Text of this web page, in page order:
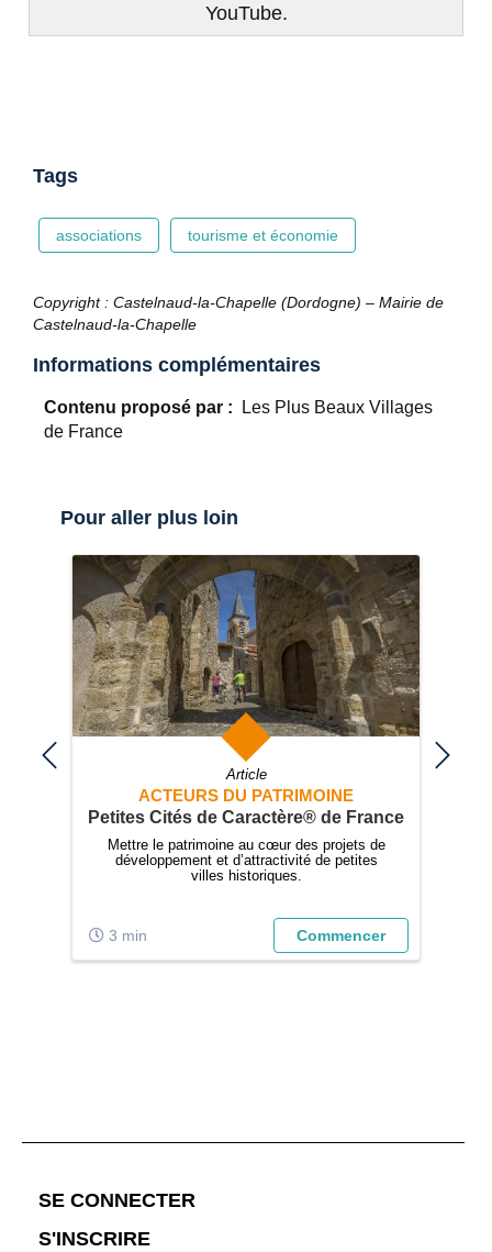
YouTube.
Tags
associations tourisme et économie
Copyright : Castelnaud-la-Chapelle (Dordogne) – Mairie de
Castelnaud-la-Chapelle
Informations complémentaires
Contenu proposé par : Les Plus Beaux Villages
de France
Pour aller plus loin
Article
ACTEURS DU PATRIMOINE
Petites Cités de Caractère® de France
Mettre le patrimoine au cœur des projets de
développement et d’attractivité de petites
villes historiques.
3 min Commencer
SE CONNECTER
S'INSCRIRE